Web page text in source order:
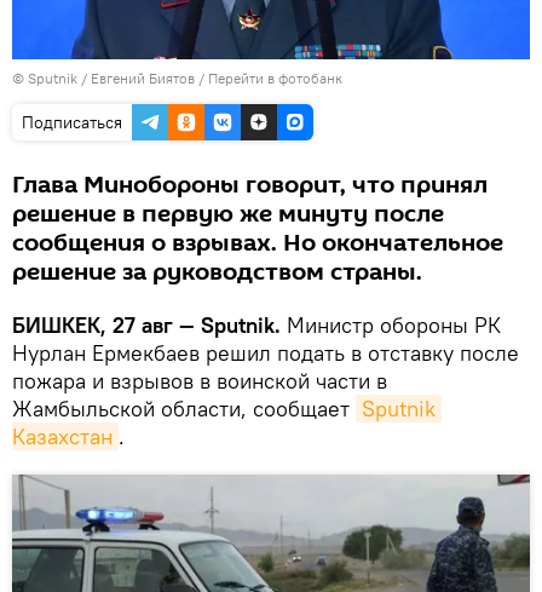
© Sputnik / Евгений Биятов / Перейти в фотобанк
Подписаться
Глава Минобороны говорит, что принял
решение в первую же минуту после
сообщения о взрывах. Но окончательное
решение за руководством страны.
БИШКЕК, 27 авг — Sputnik. Министр обороны РК
Нурлан Ермекбаев решил подать в отставку после
пожара и взрывов в воинской части в
Жамбыльской области, сообщает Sputnik
Казахстан .